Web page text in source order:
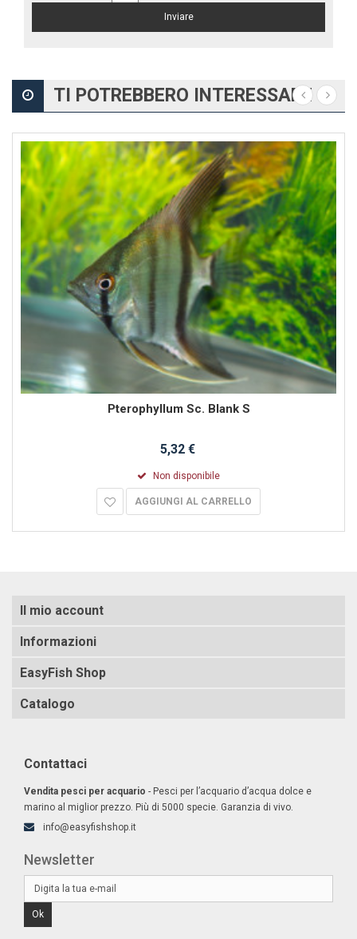
TI POTREBBERO INTERESSARE
Pterophyllum Sc. Blank S
5,32 €
Non disponibile
AGGIUNGI AL CARRELLO
Il mio account
Informazioni
EasyFish Shop
Catalogo
Contattaci
Vendita pesci per acquario - Pesci per l’acquario d’acqua dolce e
marino al miglior prezzo. Più di 5000 specie. Garanzia di vivo.
info@easyfishshop.it
Newsletter
Ok